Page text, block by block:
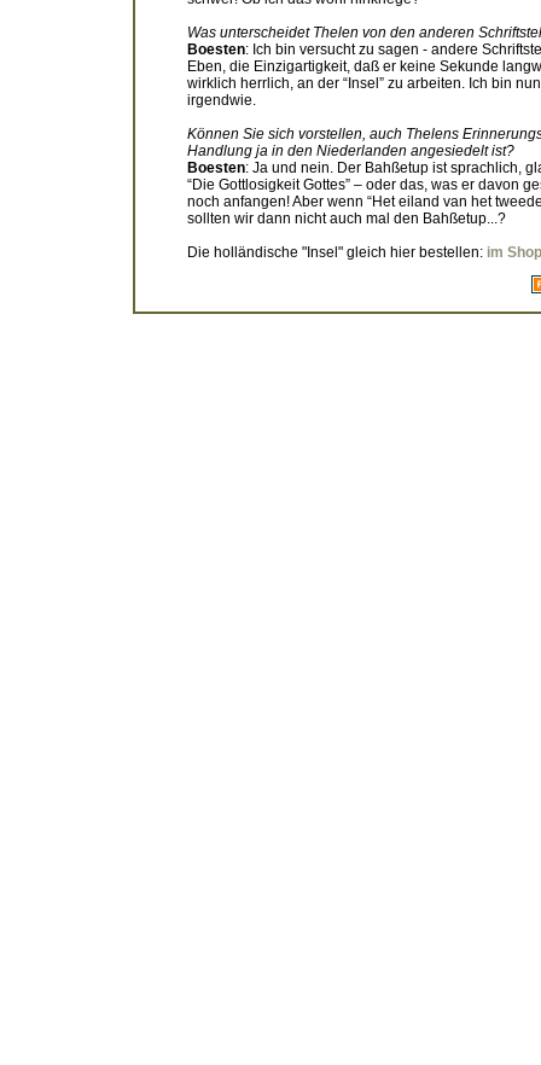
Was unterscheidet Thelen von den anderen
Boesten: Ich bin versucht zu sagen - andere
Eben, die Einzigartigkeit, daß er keine Sekunde
wirklich herrlich, an der “Insel” zu arbeiten. Ich bin
irgendwie.
Können Sie sich vorstellen, auch Thelens
Handlung ja in den Niederlanden angesiedelt ist?
Boesten: Ja und nein. Der Bahßetup ist sprachlich,
“Die Gottlosigkeit Gottes” – oder das, was er davon
noch anfangen! Aber wenn “Het eiland van het
sollten wir dann nicht auch mal den Bahßetup...?
Die holländische "Insel" gleich hier bestellen: im